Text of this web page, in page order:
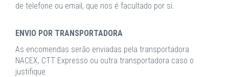
de telefone ou email, que nos é facultado por si.
ENVIO POR TRANSPORTADORA
As encomendas serão enviadas pela transportadora
NACEX, CTT Expresso ou outra transportadora caso o
justifique.